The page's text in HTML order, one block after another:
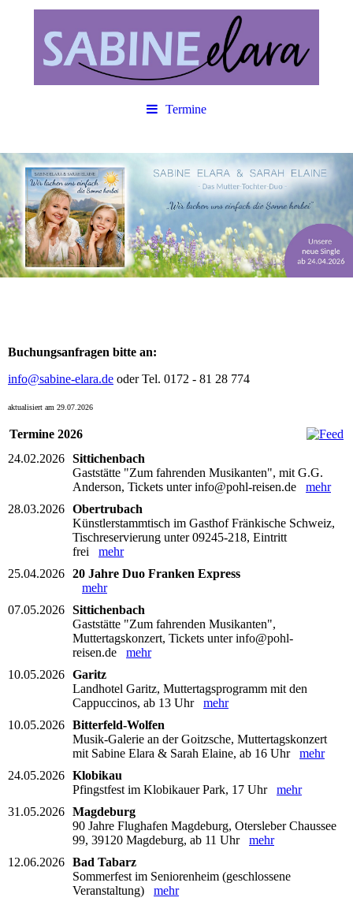
Termine
Buchungsanfragen bitte an:
info@sabine-elara.de oder Tel. 0172 - 81 28 774
aktualisiert am 29.07.2026
Termine 2026
24.02.2026 Sittichenbach
Gaststätte "Zum fahrenden Musikanten", mit G.G.
Anderson, Tickets unter info@pohl-reisen.de mehr
28.03.2026 Obertrubach
Künstlerstammtisch im Gasthof Fränkische Schweiz,
Tischreservierung unter 09245-218, Eintritt
frei mehr
25.04.2026 20 Jahre Duo Franken Express
mehr
07.05.2026 Sittichenbach
Gaststätte "Zum fahrenden Musikanten",
Muttertagskonzert, Tickets unter info@pohl-
reisen.de mehr
10.05.2026 Garitz
Landhotel Garitz, Muttertagsprogramm mit den
Cappuccinos, ab 13 Uhr mehr
10.05.2026 Bitterfeld-Wolfen
Musik-Galerie an der Goitzsche, Muttertagskonzert
mit Sabine Elara & Sarah Elaine, ab 16 Uhr mehr
24.05.2026 Klobikau
Pfingstfest im Klobikauer Park, 17 Uhr mehr
31.05.2026 Magdeburg
90 Jahre Flughafen Magdeburg, Otersleber Chaussee
99, 39120 Magdeburg, ab 11 Uhr mehr
12.06.2026 Bad Tabarz
Sommerfest im Seniorenheim (geschlossene
Veranstaltung) mehr